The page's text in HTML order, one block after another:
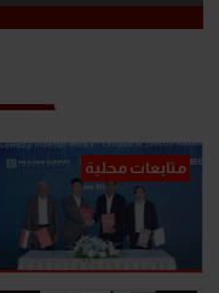
متابعات محلية